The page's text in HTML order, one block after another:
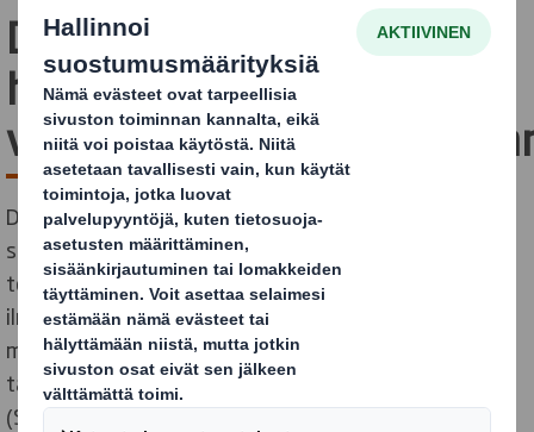
DS Smith nopeuttaa
hiilidioksidipäästöjen
DS Smith on julkaissut kunnianhimoisen
sitoumuksensa vähentää maailmanlaajuisesti
toimintansa hiilidioksidipäästöjä Pariisin
ilmastosopimuksen mukaisesti. Suunnitelma 1,5°C
mukaisesta vähentämisestä on toimitettu
tarkastettavaksi Science Based Targets -aloitteelle
(SBTi)*.